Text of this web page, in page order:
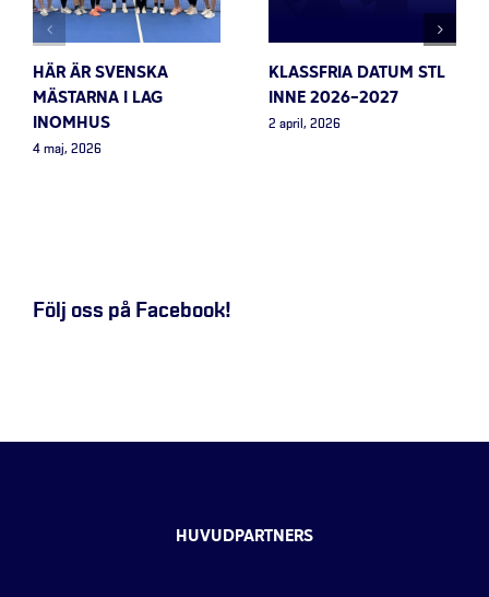
HÄR ÄR SVENSKA
MÄSTARNA I LAG
INOMHUS
4 maj, 2026
KLASSFRIA DATUM STL
INNE 2026-2027
2 april, 2026
Följ oss på Facebook!
HUVUDPARTNERS